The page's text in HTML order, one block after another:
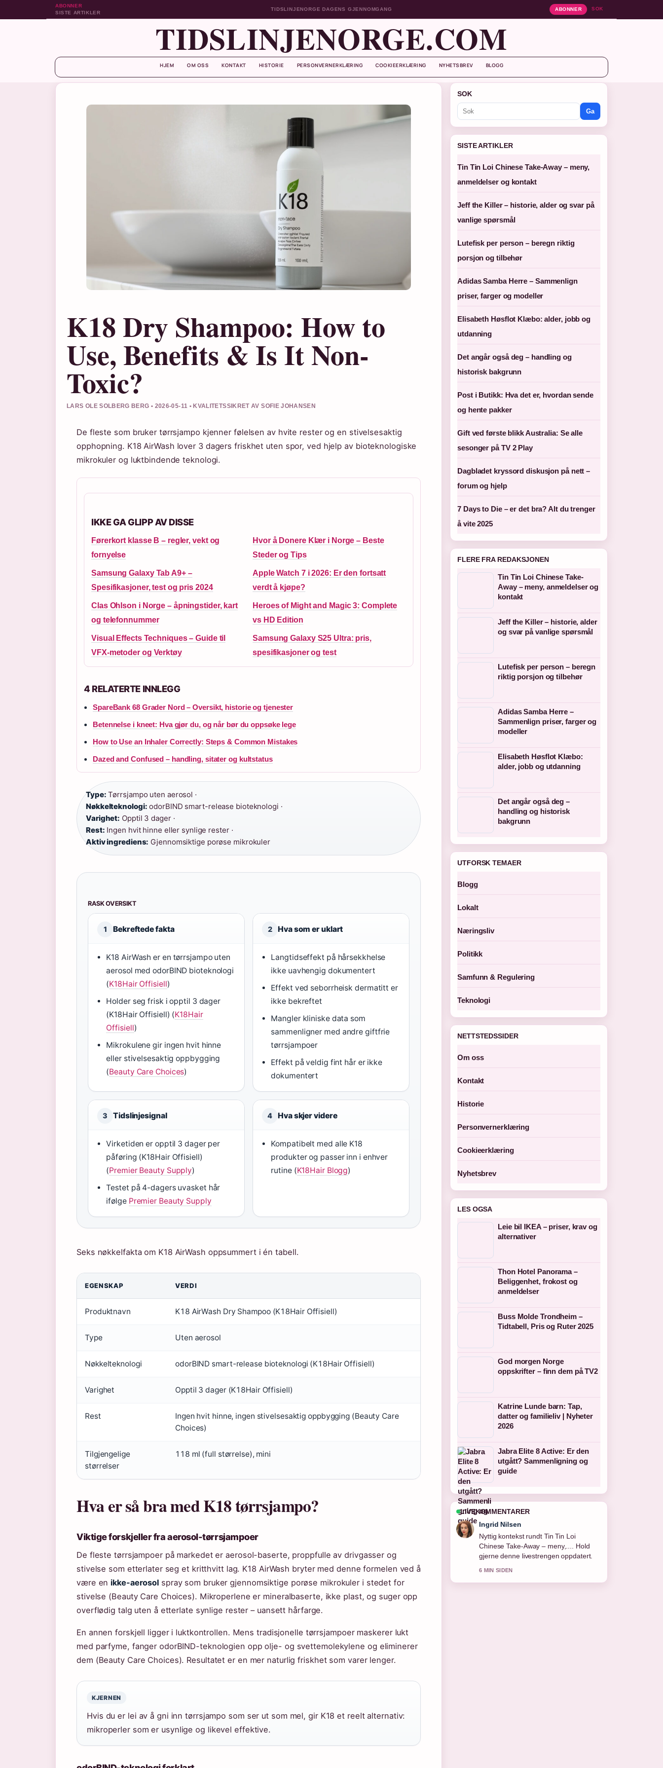
ABONNER
SISTE ARTIKLER
TIDSLINJENORGE DAGENS GJENNOMGANG ABONNER SOK
TIDSLINJENORGE.COM
HJEM OM OSS KONTAKT HISTORIE PERSONVERNERKLÆRING COOKIEERKLÆRING NYHETSBREV BLOGG
K18 Dry Shampoo: How to
Use, Benefits & Is It Non-
Toxic?
LARS OLE SOLBERG BERG • 2026-05-11 • KVALITETSSIKRET AV SOFIE JOHANSEN
De fleste som bruker tørrsjampo kjenner følelsen av hvite rester og en stivelsesaktig
opphopning. K18 AirWash lover 3 dagers friskhet uten spor, ved hjelp av bioteknologiske
mikrokuler og luktbindende teknologi.
IKKE GA GLIPP AV DISSE
Førerkort klasse B – regler, vekt og
fornyelse
Hvor å Donere Klær i Norge – Beste
Steder og Tips
Samsung Galaxy Tab A9+ –
Spesifikasjoner, test og pris 2024
Apple Watch 7 i 2026: Er den fortsatt
verdt å kjøpe?
Clas Ohlson i Norge – åpningstider, kart
og telefonnummer
Heroes of Might and Magic 3: Complete
vs HD Edition
Visual Effects Techniques – Guide til
VFX-metoder og Verktøy
Samsung Galaxy S25 Ultra: pris,
spesifikasjoner og test
4 RELATERTE INNLEGG
SpareBank 68 Grader Nord – Oversikt, historie og tjenester
Betennelse i kneet: Hva gjør du, og når bør du oppsøke lege
How to Use an Inhaler Correctly: Steps & Common Mistakes
Dazed and Confused – handling, sitater og kultstatus
Type: Tørrsjampo uten aerosol ·
Nøkkelteknologi: odorBIND smart-release bioteknologi ·
Varighet: Opptil 3 dager ·
Rest: Ingen hvit hinne eller synlige rester ·
Aktiv ingrediens: Gjennomsiktige porøse mikrokuler
RASK OVERSIKT
1 Bekreftede fakta
K18 AirWash er en tørrsjampo uten
aerosol med odorBIND bioteknologi
(K18Hair Offisiell)
Holder seg frisk i opptil 3 dager
(K18Hair Offisiell) (K18Hair
Offisiell)
Mikrokulene gir ingen hvit hinne
eller stivelsesaktig oppbygging
(Beauty Care Choices)
2 Hva som er uklart
Langtidseffekt på hårsekkhelse
ikke uavhengig dokumentert
Effekt ved seborrheisk dermatitt er
ikke bekreftet
Mangler kliniske data som
sammenligner med andre giftfrie
tørrsjampoer
Effekt på veldig fint hår er ikke
dokumentert
3 Tidslinjesignal
Virketiden er opptil 3 dager per
påføring (K18Hair Offisiell)
(Premier Beauty Supply)
Testet på 4-dagers uvasket hår
ifølge Premier Beauty Supply
4 Hva skjer videre
Kompatibelt med alle K18
produkter og passer inn i enhver
rutine (K18Hair Blogg)
Seks nøkkelfakta om K18 AirWash oppsummert i én tabell.
EGENSKAP VERDI
Produktnavn K18 AirWash Dry Shampoo (K18Hair Offisiell)
Type Uten aerosol
Nøkkelteknologi odorBIND smart-release bioteknologi (K18Hair Offisiell)
Varighet Opptil 3 dager (K18Hair Offisiell)
Rest
Ingen hvit hinne, ingen stivelsesaktig oppbygging (Beauty Care
Choices)
Tilgjengelige
størrelser
118 ml (full størrelse), mini
Hva er så bra med K18 tørrsjampo?
Viktige forskjeller fra aerosol-tørrsjampoer
De fleste tørrsjampoer på markedet er aerosol-baserte, proppfulle av drivgasser og
stivelse som etterlater seg et kritthvitt lag. K18 AirWash bryter med denne formelen ved å
være en ikke-aerosol spray som bruker gjennomsiktige porøse mikrokuler i stedet for
stivelse (Beauty Care Choices). Mikroperlene er mineralbaserte, ikke plast, og suger opp
overflødig talg uten å etterlate synlige rester – uansett hårfarge.
En annen forskjell ligger i luktkontrollen. Mens tradisjonelle tørrsjampoer maskerer lukt
med parfyme, fanger odorBIND-teknologien opp olje- og svettemolekylene og eliminerer
dem (Beauty Care Choices). Resultatet er en mer naturlig friskhet som varer lenger.
KJERNEN
Hvis du er lei av å gni inn tørrsjampo som ser ut som mel, gir K18 et reelt alternativ:
mikroperler som er usynlige og likevel effektive.
SOK
Ga
SISTE ARTIKLER
Tin Tin Loi Chinese Take-Away – meny,
anmeldelser og kontakt
Jeff the Killer – historie, alder og svar på
vanlige spørsmål
Lutefisk per person – beregn riktig
porsjon og tilbehør
Adidas Samba Herre – Sammenlign
priser, farger og modeller
Elisabeth Høsflot Klæbo: alder, jobb og
utdanning
Det angår også deg – handling og
historisk bakgrunn
Post i Butikk: Hva det er, hvordan sende
og hente pakker
Gift ved første blikk Australia: Se alle
sesonger på TV 2 Play
Dagbladet kryssord diskusjon på nett –
forum og hjelp
7 Days to Die – er det bra? Alt du trenger
å vite 2025
FLERE FRA REDAKSJONEN
Tin Tin Loi Chinese Take-
Away – meny, anmeldelser og
kontakt
Jeff the Killer – historie, alder
og svar på vanlige spørsmål
Lutefisk per person – beregn
riktig porsjon og tilbehør
Adidas Samba Herre –
Sammenlign priser, farger og
modeller
Elisabeth Høsflot Klæbo:
alder, jobb og utdanning
Det angår også deg –
handling og historisk
bakgrunn
UTFORSK TEMAER
Blogg
Lokalt
Næringsliv
Politikk
Samfunn & Regulering
Teknologi
NETTSTEDSSIDER
Om oss
Kontakt
Historie
Personvernerklæring
Cookieerklæring
Nyhetsbrev
LES OGSA
Leie bil IKEA – priser, krav og
alternativer
Thon Hotel Panorama –
Beliggenhet, frokost og
anmeldelser
Buss Molde Trondheim –
Tidtabell, Pris og Ruter 2025
God morgen Norge
oppskrifter – finn dem på TV2
Katrine Lunde barn: Tap,
datter og familieliv | Nyheter
2026
Jabra Elite 8 Active: Er den
utgått? Sammenligning og
guide
LIVEKOMMENTARER
Sindre Hansen
Dekningen av Jeff the Killer – historie,
alder og... oppleves solid og lett a folge.
8 MIN SIDEN